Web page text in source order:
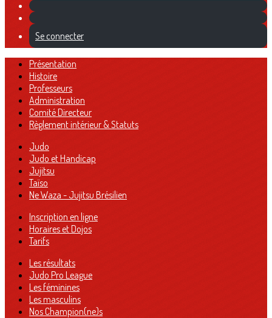
Se connecter
Présentation
Histoire
Professeurs
Administration
Comité Directeur
Règlement intérieur & Statuts
Judo
Judo et Handicap
Jujitsu
Taïso
Ne Waza - Jujitsu Brésilien
Inscription en ligne
Horaires et Dojos
Tarifs
Les résultats
Judo Pro League
Les féminines
Les masculins
Nos Champion(ne)s